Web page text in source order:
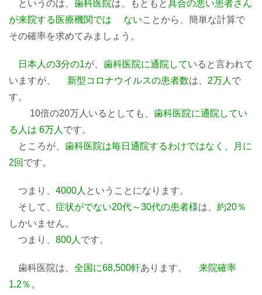
というのは、 歯科医院は、もともと具合の悪い患者さん
が来院する医療機関では ないことから、簡単な計算で
その確率を求めてみましょう。
日本人の3分の1が、 歯科医院に通院していると言われて
いますが、 新型コロナウイルスの患者数は、 2万人 で
す。
10倍の20万人いるとしても、 歯科医院に通院してい
る人は 6万人 です。
ところが、 歯科医院は毎日通院するわけではなく、月に
2回 です。
つまり、 4000人 ということになります。
そして、 症状がでない20代～30代の患者様は、 約20％
しかいません。
つまり、 800人 です。
歯科医院は、 全国に68,500軒あります。 来院確率
1.2％ 。